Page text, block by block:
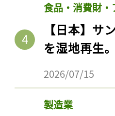
食品・消費財・
【日本】サ
を湿地再生
2026/07/15
製造業